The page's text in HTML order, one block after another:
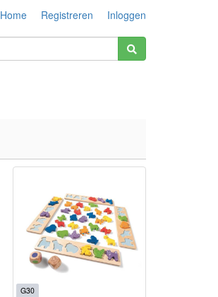
Home Registreren Inloggen
G30